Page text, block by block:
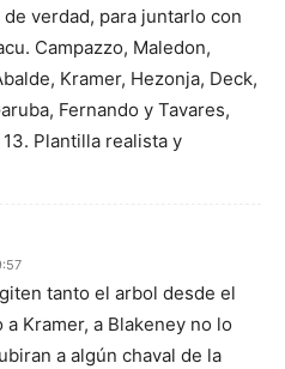
verdad, para juntarlo con
Campazzo, Maledon,
Kramer, Hezonja, Deck,
Fernando y Tavares,
Plantilla realista y
tanto el arbol desde el
a Kramer, a Blakeney no lo
a algún chaval de la